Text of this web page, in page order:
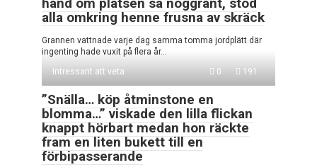
alla omkring henne frusna av skräck
Grannen vattnade varje dag samma tomma jordplätt där
ingenting hade vuxit på flera år…
Intressant att veta
0 191
”Snälla… köp åtminstone en
blomma…” viskade den lilla flickan
knappt hörbart medan hon räckte
fram en liten bukett till en
förbipasserande